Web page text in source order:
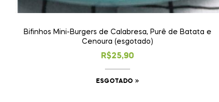
Bifinhos Mini-Burgers de Calabresa, Purê de Batata e
Cenoura (esgotado)
R$25,90
ESGOTADO